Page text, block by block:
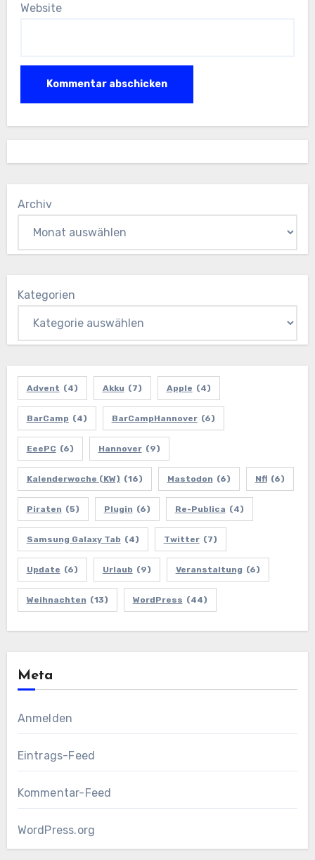
Website
Archiv
Kategorien
Advent (4) Akku (7) Apple (4)
BarCamp (4) BarCampHannover (6)
EeePC (6) Hannover (9)
Kalenderwoche (KW) (16) Mastodon (6) Nfl (6)
Piraten (5) Plugin (6) Re-Publica (4)
Samsung Galaxy Tab (4) Twitter (7)
Update (6) Urlaub (9) Veranstaltung (6)
Weihnachten (13) WordPress (44)
Meta
Anmelden
Eintrags-Feed
Kommentar-Feed
WordPress.org